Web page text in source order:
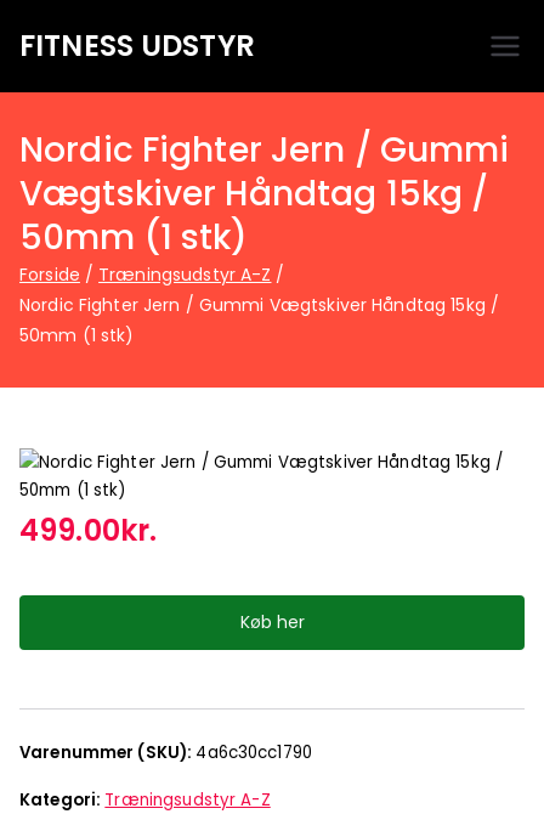
FITNESS UDSTYR
Nordic Fighter Jern / Gummi
Vægtskiver Håndtag 15kg /
50mm (1 stk)
Forside
Træningsudstyr A-Z
Nordic Fighter Jern / Gummi Vægtskiver Håndtag 15kg /
50mm (1 stk)
499.00kr.
Køb her
Varenummer (SKU): 4a6c30cc1790
Kategori: Træningsudstyr A-Z